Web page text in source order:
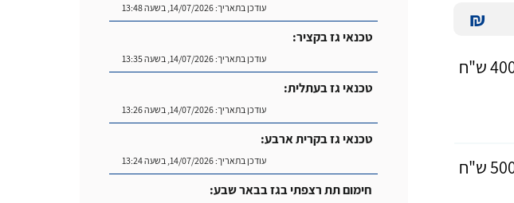
₪ עודכן בתאריך:14/07/2026, בשעה 13:48
טכנאי גז בקציר:
עודכן בתאריך:14/07/2026, בשעה 13:35
טכנאי גז בעתלית:
עודכן בתאריך:14/07/2026, בשעה 13:26
טכנאי גז בקרית ארבע:
עודכן בתאריך:14/07/2026, בשעה 13:24
חימום תת רצפתי בגז בבאר שבע: